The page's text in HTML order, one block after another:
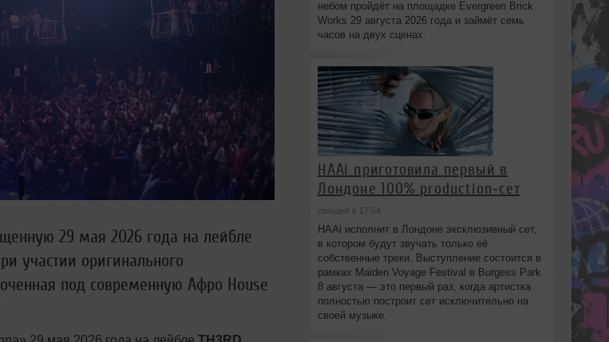
29 мая 2026 года на лейбле
участии оригинального
под современную Афро House
небом пройдёт на площадке Evergreen Brick
Works 29 августа 2026 года и займёт семь
часов на двух сценах.
HAAi приготовила первый в
Лондоне 100% production‑сет
сегодня в 17:54
HAAi исполнит в Лондоне эксклюзивный сет,
в котором будут звучать только её
собственные треки. Выступление состоится в
рамках Maiden Voyage Festival в Burgess Park
8 августа — это первый раз, когда артистка
полностью построит сет исключительно на
своей музыке.